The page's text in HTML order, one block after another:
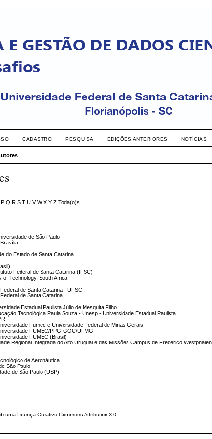
CADASTRO PESQUISA EDIÇÕES ANTERIORES NOTÍCIAS
P Q R S T U V W X Y Z Toda(o)s
de São Paulo
Brasília
do Estado de Santa Catarina
Federal de Santa Catarina (IFSC)
of Technology, South Africa
de Santa Catarina - UFSC
de Santa Catarina
Estadual Paulista Júlio de Mesquita Filho
Tecnológica Paula Souza - Unesp - Universidade Estadual Paulista
Fumec e Universidade Federal de Minas Gerais
FUMEC/PPG-GOC/UFMG
FUMEC (Brasil)
Regional Integrada do Alto Uruguai e das Missões Campus de Frederico Westphalen
de Aeronáutica
São Paulo
de São Paulo (USP)
uma Licença Creative Commons Attribution 3.0